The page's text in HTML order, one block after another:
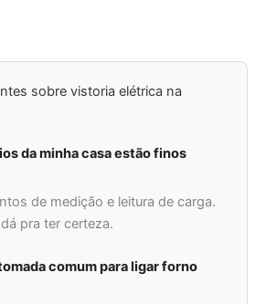
sobre vistoria elétrica na
da minha casa estão finos
de medição e leitura de carga.
pra ter certeza.
comum para ligar forno